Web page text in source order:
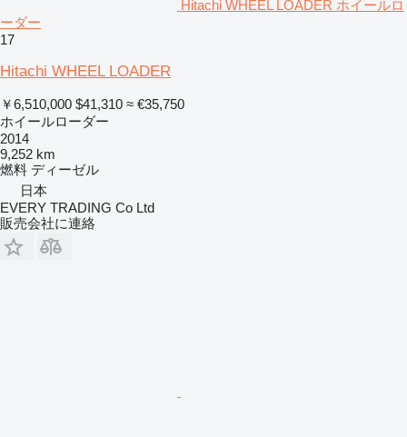
Hitachi WHEEL LOADER ホイールロ
ーダー
17
Hitachi WHEEL LOADER
￥6,510,000 $41,310 ≈ €35,750
ホイールローダー
2014
9,252 km
燃料 ディーゼル
日本
EVERY TRADING Co Ltd
販売会社に連絡